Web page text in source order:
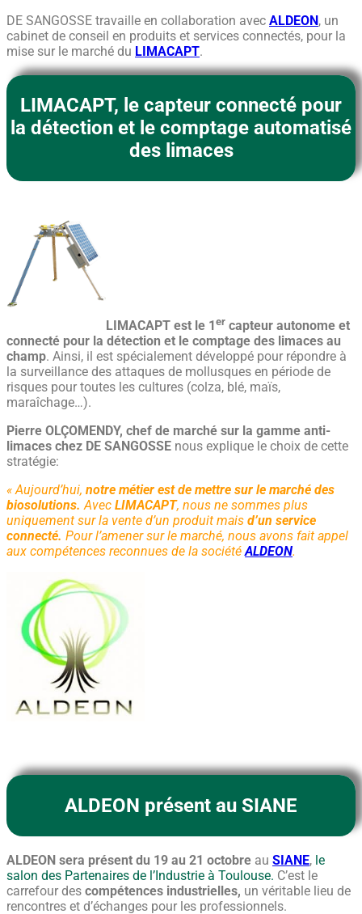
DE SANGOSSE travaille en collaboration avec ALDEON, un
cabinet de conseil en produits et services connectés, pour la
mise sur le marché du LIMACAPT.
LIMACAPT, le capteur connecté pour
la détection et le comptage automatisé
des limaces
LIMACAPT est le 1 er capteur autonome et
connecté pour la détection et le comptage des limaces au
champ. Ainsi, il est spécialement développé pour répondre à
la surveillance des attaques de mollusques en période de
risques pour toutes les cultures (colza, blé, maïs,
maraîchage…).
Pierre OLÇOMENDY, chef de marché sur la gamme anti-
limaces chez DE SANGOSSE nous explique le choix de cette
stratégie:
« Aujourd’hui, notre métier est de mettre sur le marché des
biosolutions. Avec LIMACAPT, nous ne sommes plus
uniquement sur la vente d’un produit mais d’un service
connecté. Pour l’amener sur le marché, nous avons fait appel
aux compétences reconnues de la sociétéALDEON.
ALDEON présent au SIANE
ALDEON sera présent du 19 au 21 octobre au SIANE, le
salon des Partenaires de l’Industrie à Toulouse. C’est le
carrefour des compétences industrielles, un véritable lieu de
rencontres et d’échanges pour les professionnels.